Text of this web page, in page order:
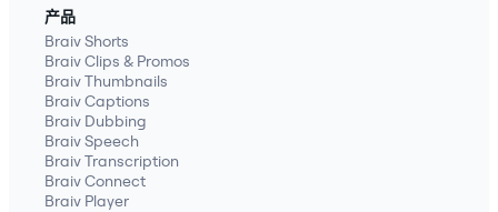
产品
Braiv Shorts
Braiv Clips & Promos
Braiv Thumbnails
Braiv Captions
Braiv Dubbing
Braiv Speech
Braiv Transcription
Braiv Connect
Braiv Player